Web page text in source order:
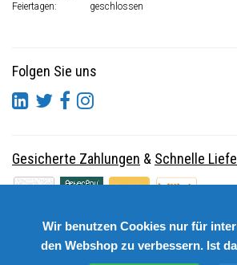
Feiertagen:
geschlossen
Folgen Sie uns
Gesicherte Zahlungen & Schnelle
Wir benutzen Cookies nur für
den Webshop zu verbessern. Ist